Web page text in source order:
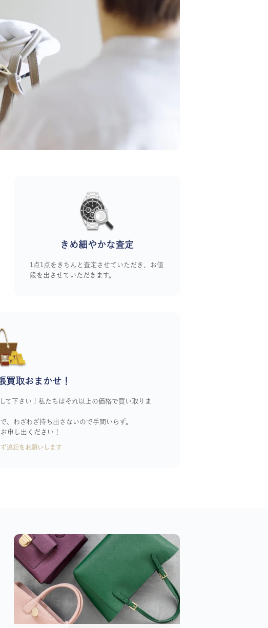
きめ細やかな査定
1点1点をきちんと査定させていただき、お値
段を出させていただきます。
買取おまかせ！
て下さい！私たちはそれ以上の価格で買い取りま
、わざわざ持ち出さないので手間いらず。
申し出ください！
追記をお願いします